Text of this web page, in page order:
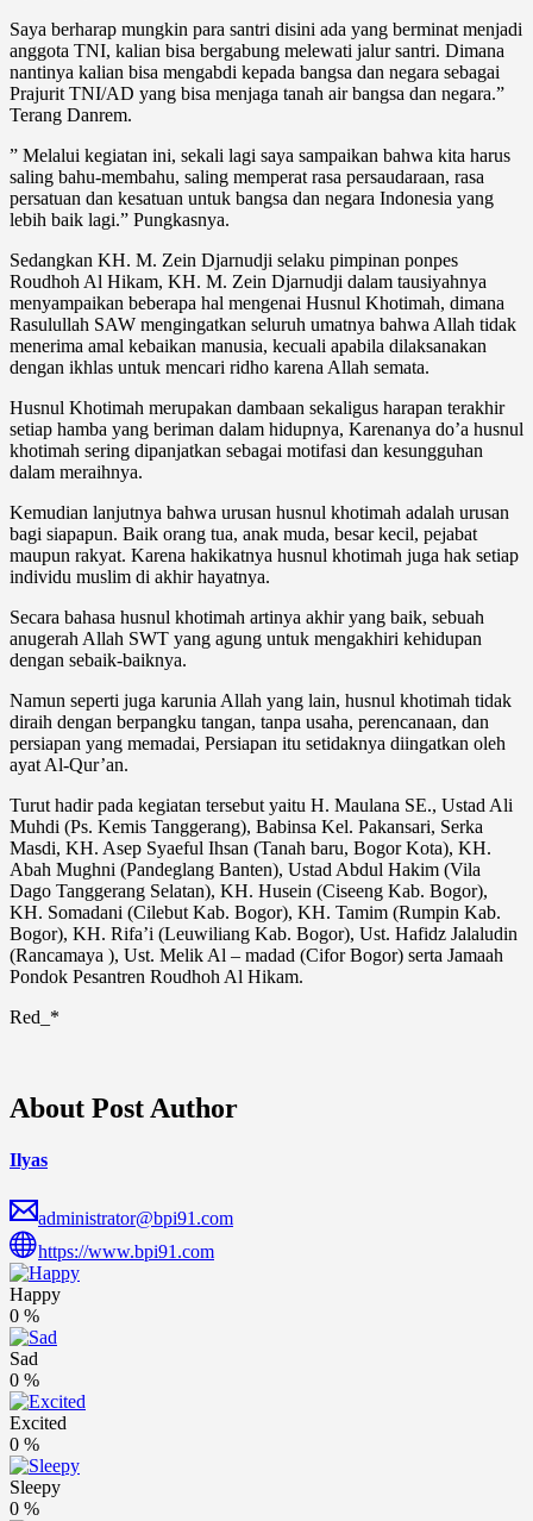
Saya berharap mungkin para santri disini ada yang berminat menjadi
anggota TNI, kalian bisa bergabung melewati jalur santri. Dimana
nantinya kalian bisa mengabdi kepada bangsa dan negara sebagai
Prajurit TNI/AD yang bisa menjaga tanah air bangsa dan negara.”
Terang Danrem.
” Melalui kegiatan ini, sekali lagi saya sampaikan bahwa kita harus
saling bahu-membahu, saling memperat rasa persaudaraan, rasa
persatuan dan kesatuan untuk bangsa dan negara Indonesia yang
lebih baik lagi.” Pungkasnya.
Sedangkan KH. M. Zein Djarnudji selaku pimpinan ponpes
Roudhoh Al Hikam, KH. M. Zein Djarnudji dalam tausiyahnya
menyampaikan beberapa hal mengenai Husnul Khotimah, dimana
Rasulullah SAW mengingatkan seluruh umatnya bahwa Allah tidak
menerima amal kebaikan manusia, kecuali apabila dilaksanakan
dengan ikhlas untuk mencari ridho karena Allah semata.
Husnul Khotimah merupakan dambaan sekaligus harapan terakhir
setiap hamba yang beriman dalam hidupnya, Karenanya do’a husnul
khotimah sering dipanjatkan sebagai motifasi dan kesungguhan
dalam meraihnya.
Kemudian lanjutnya bahwa urusan husnul khotimah adalah urusan
bagi siapapun. Baik orang tua, anak muda, besar kecil, pejabat
maupun rakyat. Karena hakikatnya husnul khotimah juga hak setiap
individu muslim di akhir hayatnya.
Secara bahasa husnul khotimah artinya akhir yang baik, sebuah
anugerah Allah SWT yang agung untuk mengakhiri kehidupan
dengan sebaik-baiknya.
Namun seperti juga karunia Allah yang lain, husnul khotimah tidak
diraih dengan berpangku tangan, tanpa usaha, perencanaan, dan
persiapan yang memadai, Persiapan itu setidaknya diingatkan oleh
ayat Al-Qur’an.
Turut hadir pada kegiatan tersebut yaitu H. Maulana SE., Ustad Ali
Muhdi (Ps. Kemis Tanggerang), Babinsa Kel. Pakansari, Serka
Masdi, KH. Asep Syaeful Ihsan (Tanah baru, Bogor Kota), KH.
Abah Mughni (Pandeglang Banten), Ustad Abdul Hakim (Vila
Dago Tanggerang Selatan), KH. Husein (Ciseeng Kab. Bogor),
KH. Somadani (Cilebut Kab. Bogor), KH. Tamim (Rumpin Kab.
Bogor), KH. Rifa’i (Leuwiliang Kab. Bogor), Ust. Hafidz Jalaludin
(Rancamaya ), Ust. Melik Al – madad (Cifor Bogor) serta Jamaah
Pondok Pesantren Roudhoh Al Hikam.
Red_*
About Post Author
Ilyas
administrator@bpi91.com
https://www.bpi91.com
Happy
0 %
Sad
0 %
Excited
0 %
Sleepy
0 %